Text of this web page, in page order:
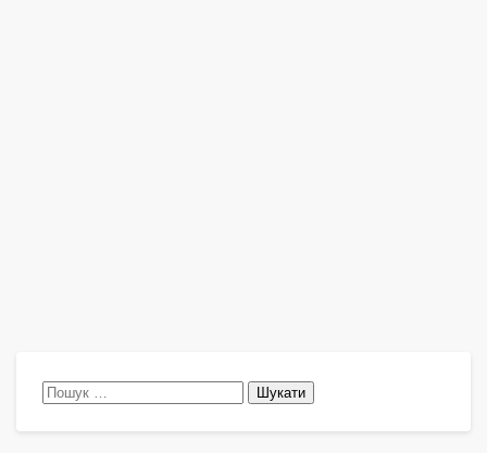
Пошук: